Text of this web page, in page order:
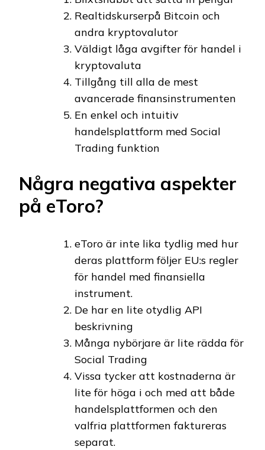
Realtidskurserpå Bitcoin och
andra kryptovalutor
Väldigt låga avgifter för handel i
kryptovaluta
Tillgång till alla de mest
avancerade finansinstrumenten
En enkel och intuitiv
handelsplattform med Social
Trading funktion
Några negativa aspekter
på eToro?
eToro är inte lika tydlig med hur
deras plattform följer EU:s regler
för handel med finansiella
instrument.
De har en lite otydlig API
beskrivning
Många nybörjare är lite rädda för
Social Trading
Vissa tycker att kostnaderna är
lite för höga i och med att både
handelsplattformen och den
valfria plattformen faktureras
separat.